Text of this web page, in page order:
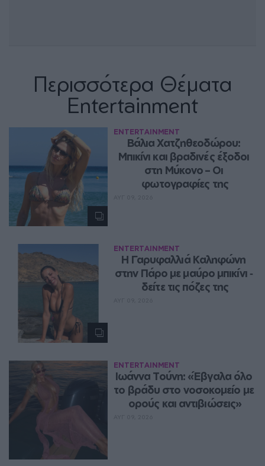
Περισσότερα Θέματα
Entertainment
ENTERTAINMENT
Βάλια Χατζηθεοδώρου:
Μπικίνι και βραδινές έξοδοι
στη Μύκονο – Οι
φωτογραφίες της
ENTERTAINMENT
Η Γαρυφαλλιά Καληφώνη
στην Πάρο με μαύρο μπικίνι ‑
δείτε τις πόζες της
ENTERTAINMENT
Ιωάννα Τούνη: «Έβγαλα όλο
το βράδυ στο νοσοκομείο με
ορούς και αντιβιώσεις»